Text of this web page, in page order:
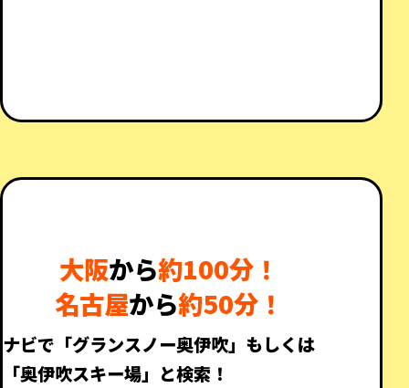
大阪から約100分！
名古屋から約50分！
ナビで「グランスノー奥伊吹」もしくは
「奥伊吹スキー場」と検索！